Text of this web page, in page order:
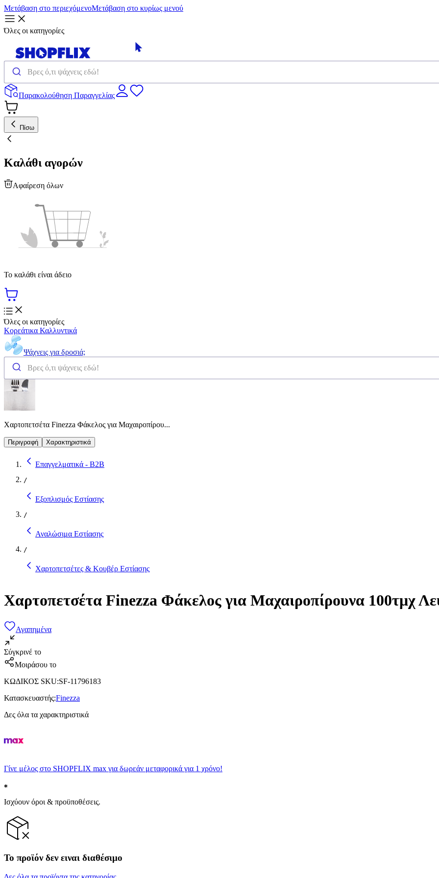
Μετάβαση στο περιεχόμενοΜετάβαση στο κυρίως μενού
Όλες οι κατηγορίες
Παρακολούθηση Παραγγελίας
Πίσω
Καλάθι αγορών
Αφαίρεση όλων
Το καλάθι είναι άδειο
Όλες οι κατηγορίες
Κορεάτικα Καλλυντικά
Ψάχνεις για δροσιά;
Χαρτοπετσέτα Finezza Φάκελος για Μαχαιροπίρου...
Περιγραφή Χαρακτηριστικά
Επαγγελματικά - B2B
/
Εξοπλισμός Εστίασης
/
Αναλώσιμα Εστίασης
/
Χαρτοπετσέτες & Κουβέρ Εστίασης
Χαρτοπετσέτα Finezza Φάκελος για Μαχαιροπίρουνα 100τμχ
Αγαπημένα
Σύγκρινέ το
Μοιράσου το
ΚΩΔΙΚΟΣ SKU:SF-11796183
Κατασκευαστής:Finezza
Δες όλα τα χαρακτηριστικά
Γίνε μέλος στο SHOPFLIX max για δωρεάν μεταφορικά για 1 χρόνο!
Ισχύουν όροι & προϋποθέσεις.
Το προϊόν δεν ειναι διαθέσιμο